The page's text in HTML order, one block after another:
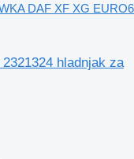
DAF XF XG EURO6
hladnjak za